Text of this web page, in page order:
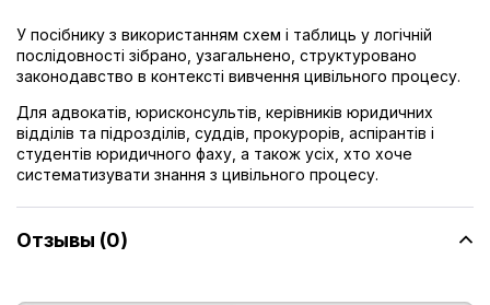
У посібнику з використанням схем і таблиць у логічній
послідовності зібрано, узагальнено, структуровано
законодавство в контексті вивчення цивільного процесу.
Для адвокатів, юрисконсультів, керівників юридичних
відділів та підрозділів, суддів, прокурорів, аспірантів і
студентів юридичного фаху, а також усіх, хто хоче
систематизувати знання з цивільного процесу.
Отзывы (0)